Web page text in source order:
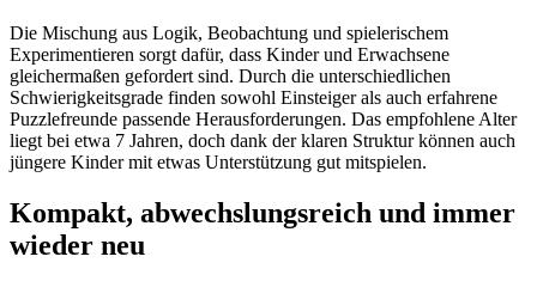
Die Mischung aus Logik, Beobachtung und spielerischem
Experimentieren sorgt dafür, dass Kinder und Erwachsene
gleichermaßen gefordert sind. Durch die unterschiedlichen
Schwierigkeitsgrade finden sowohl Einsteiger als auch erfahrene
Puzzlefreunde passende Herausforderungen. Das empfohlene Alter
liegt bei etwa 7 Jahren, doch dank der klaren Struktur können auch
jüngere Kinder mit etwas Unterstützung gut mitspielen.
Kompakt, abwechslungsreich und immer
wieder neu